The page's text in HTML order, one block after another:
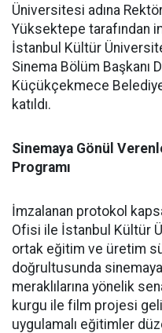
Üniversitesi adına
Yüksektepe tarafından
İstanbul Kültür
Sinema Bölüm Başkanı
Küçükçekmece
katıldı.
Sinemaya Gönül
Programı
İmzalanan protokol
Ofisi ile İstanbul Kültür
ortak eğitim ve üretim
doğrultusunda
meraklılarına yönelik
kurgu ile film projesi
uygulamalı eğitimler